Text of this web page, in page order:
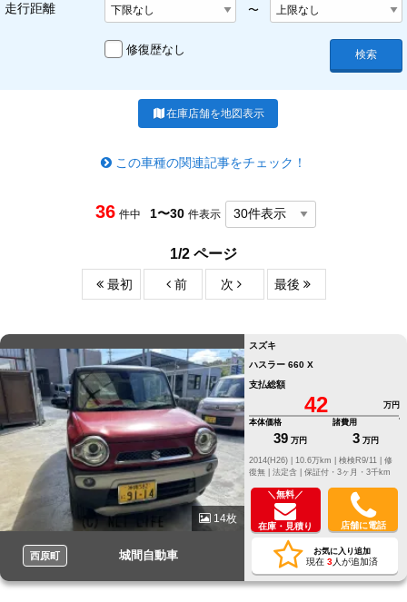
走行距離 〜
修復歴なし 検索
在庫店舗を地図表示
この車種の関連記事をチェック！
36 件中 1〜30 件表示
1/2 ページ
最初 前 次 最後
14枚
西原町 城間自動車
スズキ
ハスラー 660 X
支払総額
42
万円
本体価格
39 万円
諸費用
3 万円
修
復無 | 法定含 | 保証付・3ヶ月・3千km
＼無料／
在庫・見積り 店舗に電話
お気に入り追加
現在 3人が追加済